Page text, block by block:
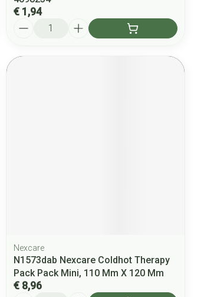
€ 1,94
Nexcare
N1573dab Nexcare Coldhot Therapy
Pack Pack Mini, 110 Mm X 120 Mm
€ 8,96